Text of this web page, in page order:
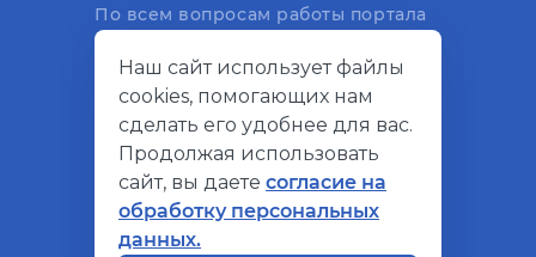
По всем вопросам работы портала
электронный адрес
support@socialkompas.ru
© Социальный компас, 2026
Политика конфиденциальности
Наш сайт использует файлы
cookies, помогающих нам
сделать его удобнее для вас.
Продолжая использовать
сайт, вы даете согласие на
обработку персональных
данных.